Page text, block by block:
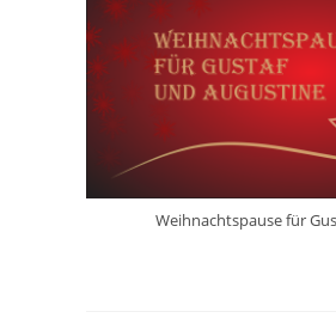
Weihnachtspause für